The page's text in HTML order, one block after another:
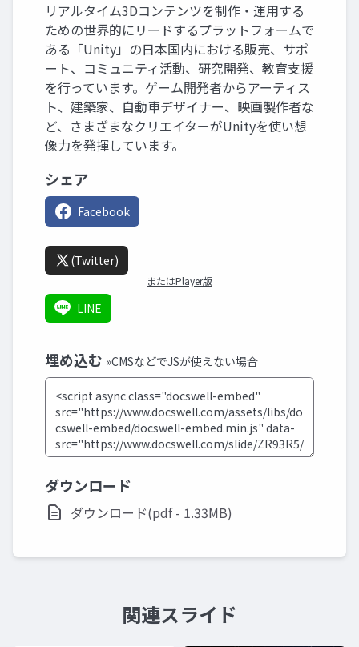
リアルタイム3Dコンテンツを制作・運用する
ための世界的にリードするプラットフォームで
ある「Unity」の日本国内における販売、サポ
ート、コミュニティ活動、研究開発、教育支援
を行っています。ゲーム開発者からアーティス
ト、建築家、自動車デザイナー、映画製作者な
ど、さまざまなクリエイターがUnityを使い想
像力を発揮しています。
シェア
Facebook
(Twitter)
またはPlayer版
LINE
埋め込む »CMSなどでJSが使えない場合
ダウンロード
ダウンロード(pdf - 1.33MB)
関連スライド